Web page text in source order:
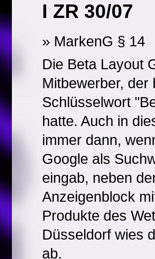
I ZR 30/07
» MarkenG § 14
Die Beta Layout
Mitbewerber, der
Schlüsselwort
hatte. Auch in
immer dann,
Google als
eingab, neben
Anzeigenblock
Produkte des
Düsseldorf wies
ab.